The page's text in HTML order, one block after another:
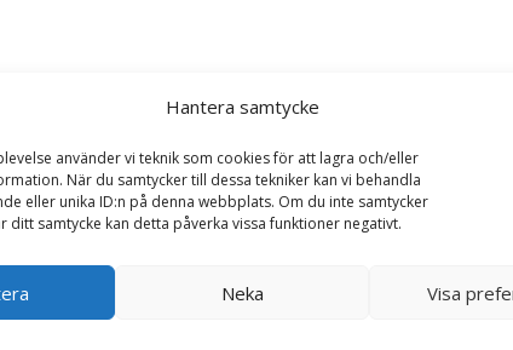
Hantera samtycke
använder vi teknik som cookies för att lagra och/eller
När du samtycker till dessa tekniker kan vi behandla
eller unika ID:n på denna webbplats. Om du inte samtycker
ditt samtycke kan detta påverka vissa funktioner negativt.
Neka Visa
Nalle – Bukowski Design”
är märkta*